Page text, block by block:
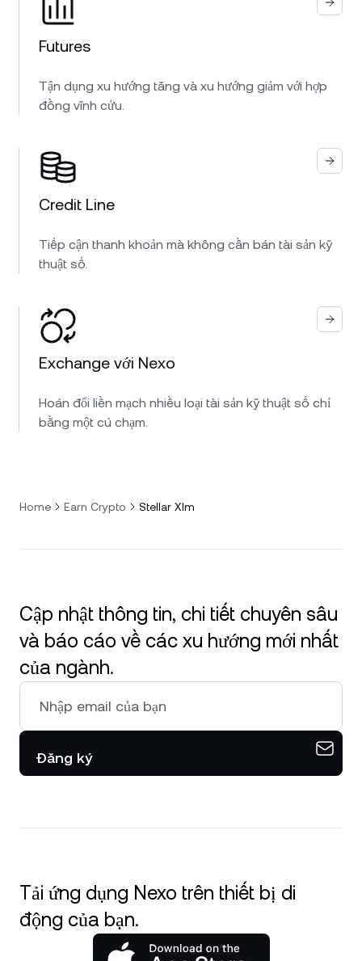
Futures
Tận dụng xu hướng tăng và xu hướng giảm với hợp
đồng vĩnh cửu.
Credit Line
Tiếp cận thanh khoản mà không cần bán tài sản kỹ
thuật số.
Exchange với Nexo
Hoán đổi liền mạch nhiều loại tài sản kỹ thuật số chỉ
bằng một cú chạm.
Home Earn Crypto Stellar Xlm
Cập nhật thông tin, chi tiết chuyên sâu
và báo cáo về các xu hướng mới nhất
của ngành.
Đăng ký
Tải ứng dụng Nexo trên thiết bị di
động của bạn.